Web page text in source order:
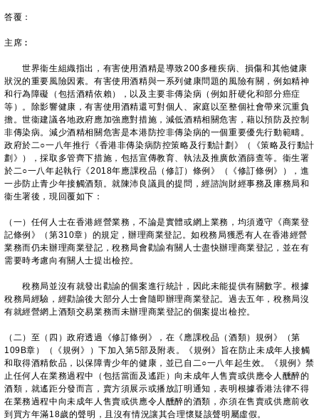
答覆：
主席︰
世界衞生組織指出，有害使用酒精是導致200多種疾病、損傷和其他健康
狀況的重要風險因素。有害使用酒精與一系列健康問題的風險有關，例如精神
和行為障礙（包括酒精依賴），以及主要非傳染病（例如肝硬化和部分癌症
等）。除影響健康，有害使用酒精還可對個人、家庭以至整個社會帶來沉重負
擔。世衞建議各地政府應加強應對措施，減低酒精相關危害，藉以預防及控制
非傳染病。減少酒精相關危害是本港防控非傳染病的一個重要優先行動範疇。
政府於二○一八年推行《香港非傳染病防控策略及行動計劃》（《策略及行動計
劃》），採取多管齊下措施，包括宣傳教育、執法及推廣飲酒篩查等。衞生署
於二○一八年起執行《2018年應課稅品（修訂）條例》（《修訂條例》），進
一步防止青少年接觸酒類。就陳沛良議員的提問，經諮詢財經事務及庫務局和
衞生署後，現回覆如下：
（一）任何人士在香港經營業務，不論是實體或網上業務，均須遵守《商業登
記條例》（第310章）的規定，辦理商業登記。如稅務局獲悉有人在香港經營
業務而仍未辦理商業登記，稅務局會勸諭有關人士盡快辦理商業登記，並在有
需要時考慮向有關人士提出檢控。
稅務局並沒有就發出勸諭的個案進行統計，因此未能提供有關數字。根據
稅務局經驗，經勸諭後大部分人士會隨即辦理商業登記。過去五年，稅務局沒
有就經營網上酒類交易業務而未辦理商業登記的個案提出檢控。
（二）至（四）政府透過《修訂條例》，在《應課稅品（酒類）規例》（第
109B章）（《規例》）下加入第5部及附表。《規例》旨在防止未成年人接觸
和取得酒精飲品，以保障青少年的健康，並已自二○一八年起生效。《規例》禁
止任何人在業務過程中（包括當面及遙距）向未成年人售賣或供應令人醺醉的
酒類，就遙距分發而言，賣方須展示或播放訂明通知，表明根據香港法律不得
在業務過程中向未成年人售賣或供應令人醺醉的酒類，亦須在售賣或供應前收
到買方年滿18歲的聲明，且沒有情況讓其合理懷疑該聲明屬虛假。